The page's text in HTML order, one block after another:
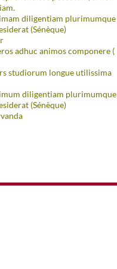
diligentiam plurimumque
(Sénèque)
adhuc animos componere (
studiorum longue utilissima
diligentiam plurimumque
(Sénèque)